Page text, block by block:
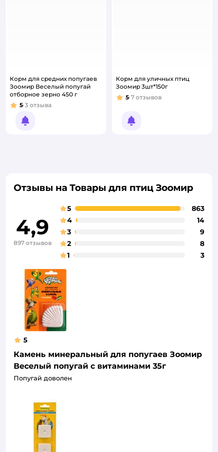
Корм для средних попугаев
Зоомир Веселый попугай
отборное зерно 450 г
Рейтинг:
5 3 отзыва
Уведомить о появлении
Корм для уличных птиц
Зоомир 3шт*150г
Рейтинг:
5 7 отзывов
Уведомить о появлении
Отзывы на Товары для птиц Зоомир
4,9
897 отзывов
5
863
4
14
3
9
2
8
1
3
5
Камень минеральный для попугаев Зоомир
Веселый попугай с витаминами 35г
Попугай доволен